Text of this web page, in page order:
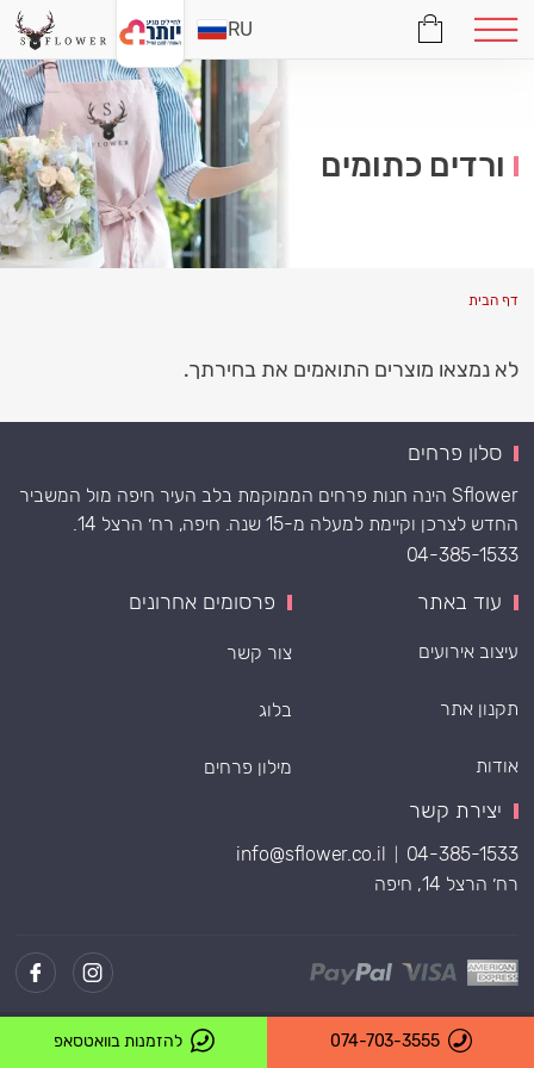
ורדים כתומים
דף הבית
לא נמצאו מוצרים התואמים את בחירתך.
סלון פרחים
Sflower הינה חנות פרחים הממוקמת בלב העיר חיפה מול המשביר
החדש לצרכן וקיימת למעלה מ-15 שנה. חיפה, רח׳ הרצל 14.
04-385-1533
עוד באתר
עיצוב אירועים
תקנון אתר
אודות
פרסומים אחרונים
צור קשר
בלוג
מילון פרחים
יצירת קשר
04-385-1533
info@sflower.co.il
רח׳ הרצל 14, חיפה
RU
Powered by
074-703-3555 להזמנות בוואטסאפ